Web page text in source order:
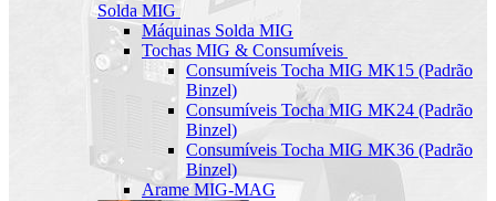
Solda MIG
Máquinas Solda MIG
Tochas MIG & Consumíveis
Consumíveis Tocha MIG MK15 (Padrão
Binzel)
Consumíveis Tocha MIG MK24 (Padrão
Binzel)
Consumíveis Tocha MIG MK36 (Padrão
Binzel)
Arame MIG-MAG